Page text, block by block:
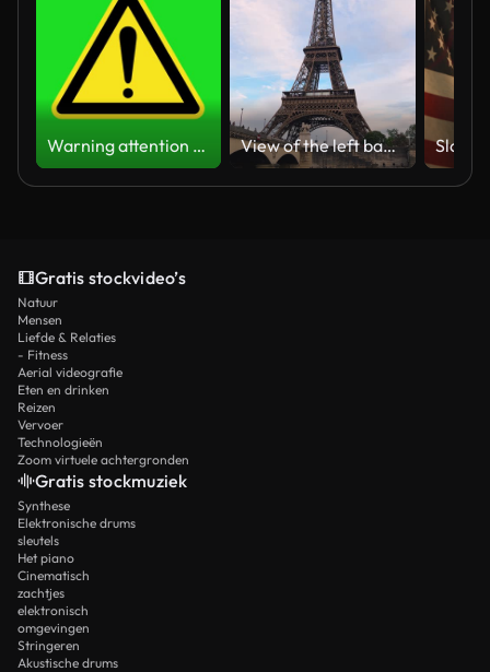
Warning attention yellow hazard message street sign 4k green screen caution animation View of the left bank of the Seine River, the Eiffel Tower, boats sailing on the river, the Quai Jacques-Chirac embankment and Pont d'Iena, Jena Bridge spanning the River Seine of Paris, France.
Gratis stockvideo’s
Natuur
Mensen
Liefde & Relaties
- Fitness
Aerial videografie
Eten en drinken
Reizen
Vervoer
Technologieën
Zoom virtuele achtergronden
Gratis stockmuziek
Synthese
Elektronische drums
sleutels
Het piano
Cinematisch
zachtjes
elektronisch
omgevingen
Stringeren
Akustische drums